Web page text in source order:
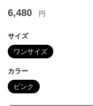
6,480 円
サイズ
ワンサイズ
カラー
ピンク